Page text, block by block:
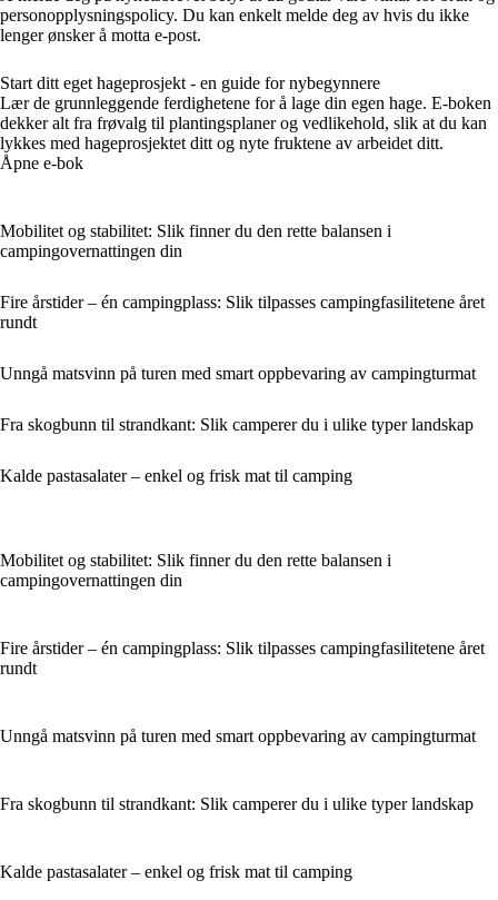
personopplysningspolicy. Du kan enkelt melde deg av hvis du ikke
lenger ønsker å motta e-post.
Start ditt eget hageprosjekt - en guide for nybegynnere
Lær de grunnleggende ferdighetene for å lage din egen hage. E-boken
dekker alt fra frøvalg til plantingsplaner og vedlikehold, slik at du kan
lykkes med hageprosjektet ditt og nyte fruktene av arbeidet ditt.
Åpne e-bok
Mobilitet og stabilitet: Slik finner du den rette balansen i
campingovernattingen din
Fire årstider – én campingplass: Slik tilpasses campingfasilitetene året
rundt
Unngå matsvinn på turen med smart oppbevaring av campingturmat
Fra skogbunn til strandkant: Slik camperer du i ulike typer landskap
Kalde pastasalater – enkel og frisk mat til camping
Mobilitet og stabilitet: Slik finner du den rette balansen i
campingovernattingen din
Fire årstider – én campingplass: Slik tilpasses campingfasilitetene året
rundt
Unngå matsvinn på turen med smart oppbevaring av campingturmat
Fra skogbunn til strandkant: Slik camperer du i ulike typer landskap
Kalde pastasalater – enkel og frisk mat til camping